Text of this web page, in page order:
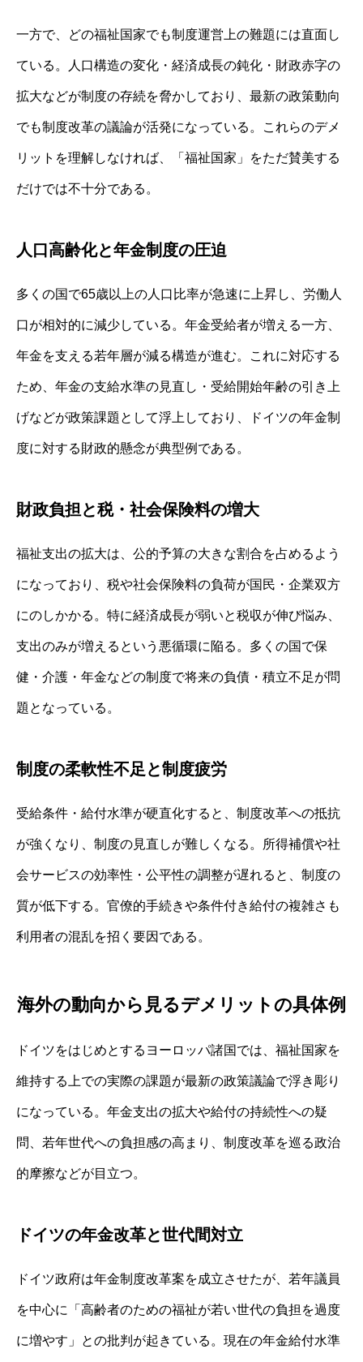
一方で、どの福祉国家でも制度運営上の難題には直面し
ている。人口構造の変化・経済成長の鈍化・財政赤字の
拡大などが制度の存続を脅かしており、最新の政策動向
でも制度改革の議論が活発になっている。これらのデメ
リットを理解しなければ、「福祉国家」をただ賛美する
だけでは不十分である。
人口高齢化と年金制度の圧迫
多くの国で65歳以上の人口比率が急速に上昇し、労働人
口が相対的に減少している。年金受給者が増える一方、
年金を支える若年層が減る構造が進む。これに対応する
ため、年金の支給水準の見直し・受給開始年齢の引き上
げなどが政策課題として浮上しており、ドイツの年金制
度に対する財政的懸念が典型例である。
財政負担と税・社会保険料の増大
福祉支出の拡大は、公的予算の大きな割合を占めるよう
になっており、税や社会保険料の負荷が国民・企業双方
にのしかかる。特に経済成長が弱いと税収が伸び悩み、
支出のみが増えるという悪循環に陥る。多くの国で保
健・介護・年金などの制度で将来の負債・積立不足が問
題となっている。
制度の柔軟性不足と制度疲労
受給条件・給付水準が硬直化すると、制度改革への抵抗
が強くなり、制度の見直しが難しくなる。所得補償や社
会サービスの効率性・公平性の調整が遅れると、制度の
質が低下する。官僚的手続きや条件付き給付の複雑さも
利用者の混乱を招く要因である。
海外の動向から見るデメリットの具体例
ドイツをはじめとするヨーロッパ諸国では、福祉国家を
維持する上での実際の課題が最新の政策議論で浮き彫り
になっている。年金支出の拡大や給付の持続性への疑
問、若年世代への負担感の高まり、制度改革を巡る政治
的摩擦などが目立つ。
ドイツの年金改革と世代間対立
ドイツ政府は年金制度改革案を成立させたが、若年議員
を中心に「高齢者のための福祉が若い世代の負担を過度
に増やす」との批判が起きている。現在の年金給付水準